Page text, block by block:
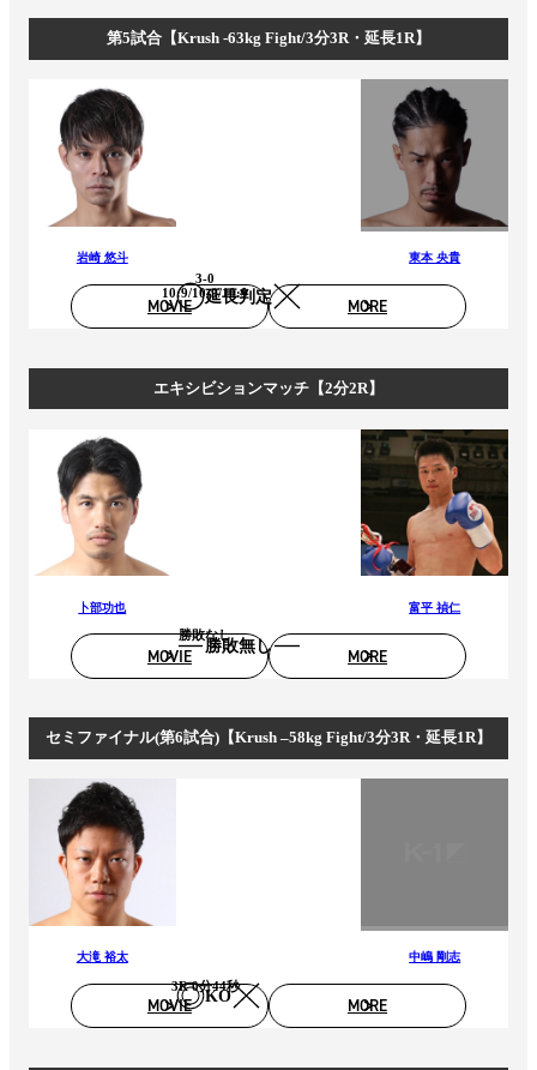
第5試合【Krush -63kg Fight/3分3R・延長1R】
岩崎 悠斗
延長判定
3-0
10:9/10:9/10:9
東本 央貴
MOVIE MORE
エキシビションマッチ【2分2R】
卜部功也
勝敗無し
勝敗なし
富平 禎仁
MOVIE MORE
セミファイナル(第6試合)【Krush –58kg Fight/3分3R・延長1R】
大滝 裕太
KO
3R 0分44秒
中嶋 剛志
MOVIE MORE